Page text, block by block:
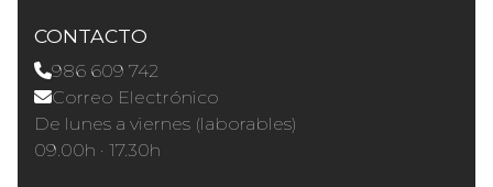
CONTACTO
986 609 742
Correo Electrónico
De lunes a viernes (laborables)
09.00h · 17.30h